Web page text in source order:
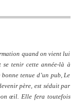
quand on vient lui
se tenir cette année-là à
tenue d’un pub, Le
père, est séduit par
œil. Elle fera toutefois